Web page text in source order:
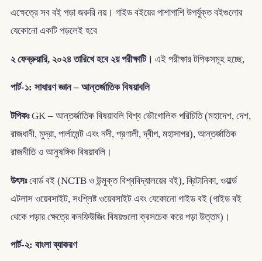
এক্ষেত্রে সব বই পড়া জরুরি নয়। গাইড বইয়ের পাশাপাশি উপর্যুক্ত বইগুলোর
যেকোনো একটি পড়লেই হবে
২ ফেব্রুয়ারি, ২০২৪ তারিখে হবে ২য় পরীক্ষাটি। এই পরীক্ষার টপিকসমূহ হচ্ছে,
পার্ট-১: সাধারণ জ্ঞান – আন্তর্জাতিক বিষয়াবলি
টপিকঃGK – আন্তর্জাতিক বিষয়াবলি বিশ্ব ভৌগোলিক পরিচিতি (মহাদেশ, দেশ,
রাজধানী, মুদ্রা, পার্লামেন্ট এবং নদী, প্রণালী, দ্বীপ, মহাসাগর), আন্তর্জাতিক
রাজনীতি ও আনুষঙ্গিক বিষয়াবলি।
উৎসঃবোর্ড বই (NCTB ও উন্মুক্ত বিশ্ববিদ্যালয়ের বই), ব্রিটানিকা, ওয়ার্ল্ড
এটলাস ওয়েবসাইট, সংশ্লিষ্ট ওয়েবসাইট এবং যেকোনো গাইড বই (গাইড বই
থেকে পড়ার ক্ষেত্রে কনফিউজিং বিষয়গুলো ক্রসচেক করে পড়া উত্তম)।
পার্ট-২: বাংলা ব্যাকরণ